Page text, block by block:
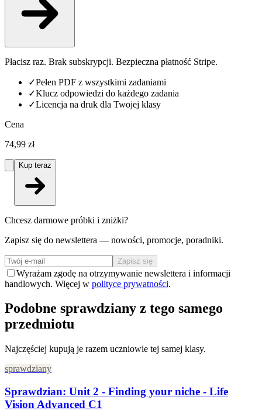
Płacisz raz. Brak subskrypcji. Bezpieczna płatność Stripe.
✓Pełen PDF z wszystkimi zadaniami
✓Klucz odpowiedzi do każdego zadania
✓Licencja na druk dla Twojej klasy
Cena
74,99 zł
Kup teraz
Chcesz darmowe próbki i zniżki?
Zapisz się do newslettera — nowości, promocje, poradniki.
Zapisz się
Wyrażam zgodę na otrzymywanie newslettera i informacji
handlowych. Więcej w polityce prywatności.
Podobne sprawdziany z tego samego
przedmiotu
Najczęściej kupują je razem uczniowie tej samej klasy.
sprawdziany
Sprawdzian: Unit 2 - Finding your niche - Life
Vision Advanced C1